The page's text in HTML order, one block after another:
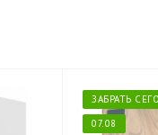
ЗАБРАТЬ
07.08